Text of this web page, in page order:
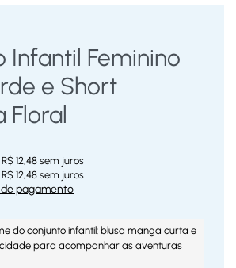
Infantil Feminino
e Short
Floral
R$ 12,48 sem juros
R$ 12,48 sem juros
pagamento
do conjunto infantil: blusa manga curta e
para acompanhar as aventuras